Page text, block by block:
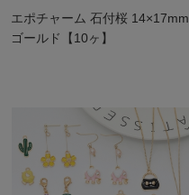
エポチャーム 石付桜 14×17mm
ゴールド【10ヶ】